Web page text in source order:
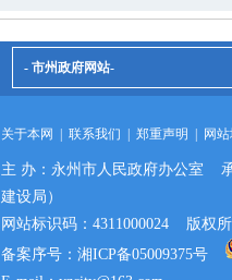
- 市州政府网站-
关于本网 联系我们 郑重声明 网
主 办：永州市人民政府办公室
建设局）
网站标识码：4311000024 版权
备案序号：湘ICP备05009375号